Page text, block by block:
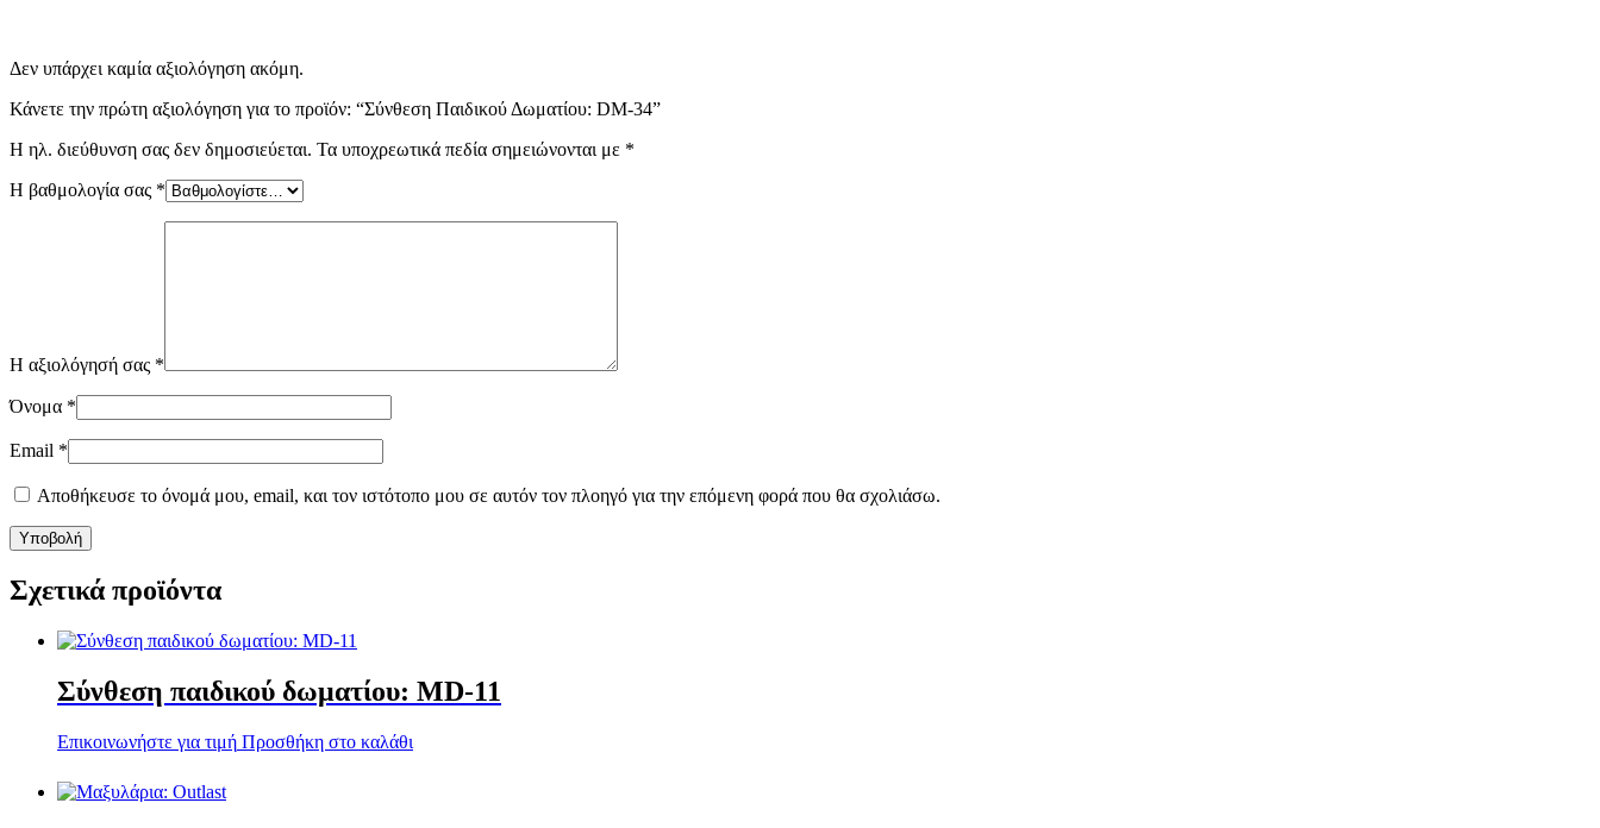
Δεν υπάρχει καμία αξιολόγηση ακόμη.
Κάνετε την πρώτη αξιολόγηση για το προϊόν: “Σύνθεση Παιδικού Δωματίου: DM-34”
Η ηλ. διεύθυνση σας δεν δημοσιεύεται. Τα υποχρεωτικά πεδία σημειώνονται με *
Η βαθμολογία σας *
Η αξιολόγησή σας *
Όνομα *
Email *
Αποθήκευσε το όνομά μου, email, και τον ιστότοπο μου σε αυτόν τον πλοηγό για την επόμενη φορά που θα σχολιάσω.
Σχετικά προϊόντα
Σύνθεση παιδικού δωματίου: MD-11
Επικοινωνήστε για τιμή Προσθήκη στο καλάθι